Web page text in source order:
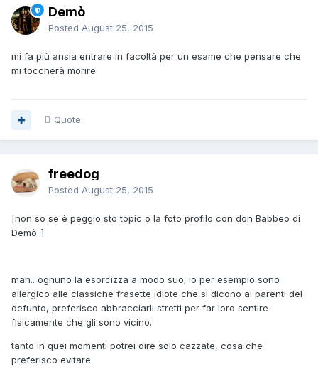
Demò
Posted August 25, 2015
mi fa più ansia entrare in facoltà per un esame che pensare che
mi toccherà morire
Quote
freedog
Posted August 25, 2015
[non so se è peggio sto topic o la foto profilo con don Babbeo di
Demò..]
mah.. ognuno la esorcizza a modo suo; io per esempio sono
allergico alle classiche frasette idiote che si dicono ai parenti del
defunto, preferisco abbracciarli stretti per far loro sentire
fisicamente che gli sono vicino.
tanto in quei momenti potrei dire solo cazzate, cosa che
preferisco evitare